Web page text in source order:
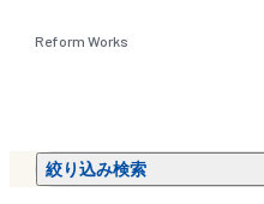
絞り込み検索